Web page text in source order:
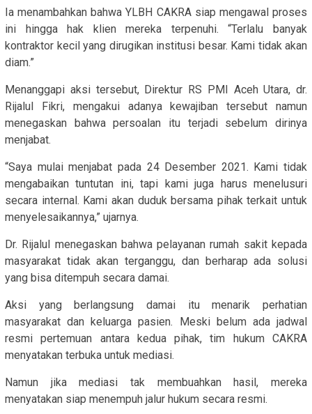
Ia menambahkan bahwa YLBH CAKRA siap mengawal proses
ini hingga hak klien mereka terpenuhi. “Terlalu banyak
kontraktor kecil yang dirugikan institusi besar. Kami tidak akan
diam.”
Menanggapi aksi tersebut, Direktur RS PMI Aceh Utara, dr.
Rijalul Fikri, mengakui adanya kewajiban tersebut namun
menegaskan bahwa persoalan itu terjadi sebelum dirinya
menjabat.
“Saya mulai menjabat pada 24 Desember 2021. Kami tidak
mengabaikan tuntutan ini, tapi kami juga harus menelusuri
secara internal. Kami akan duduk bersama pihak terkait untuk
menyelesaikannya,” ujarnya.
Dr. Rijalul menegaskan bahwa pelayanan rumah sakit kepada
masyarakat tidak akan terganggu, dan berharap ada solusi
yang bisa ditempuh secara damai.
Aksi yang berlangsung damai itu menarik perhatian
masyarakat dan keluarga pasien. Meski belum ada jadwal
resmi pertemuan antara kedua pihak, tim hukum CAKRA
menyatakan terbuka untuk mediasi.
Namun jika mediasi tak membuahkan hasil, mereka
menyatakan siap menempuh jalur hukum secara resmi.